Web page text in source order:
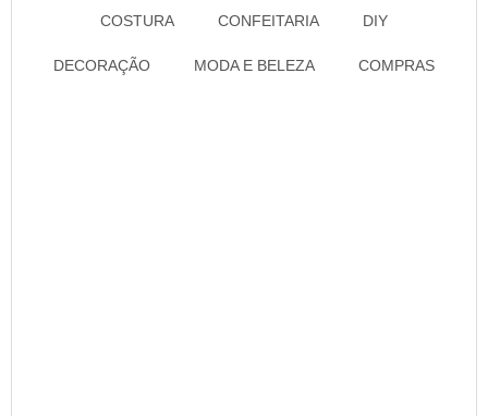
COSTURA CONFEITARIA DIY
DECORAÇÃO MODA E BELEZA COMPRAS